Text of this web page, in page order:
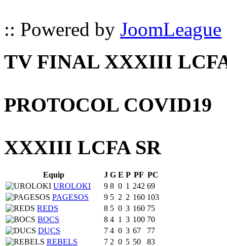
:: Powered by JoomLeague
TV FINAL XXXIII
PROTOCOL COVID19
XXXIII LCFA SR
Equip J G E P PF PC
UROLOKI
9 8 0 1 242 69
PAGESOS
9 5 2 2 160 103
REDS
8 5 0 3 160 75
BOCS
8 4 1 3 100 70
DUCS
7 4 0 3 67
77
REBELS
7 2 0 5 50 83